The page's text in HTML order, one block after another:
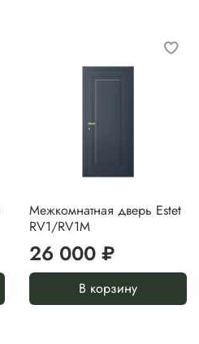
Межкомнатная дверь Estet
RV1/RV1M
26 000 ₽
В корзину